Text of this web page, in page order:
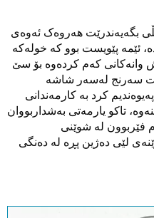
بگەیەندرێت هەروەک ئەوەی
ئێمە پێویست بوو کە خولەکە
وانەکانی کەم کردەوە بۆ سێ
سەرنج لەسەر شاشە
کرد بە کارمەندانی
تاکو یارمەتی بەشداربووان
فێربوون لە شوێنی
لێی دەژین پڕە لە دەنگی